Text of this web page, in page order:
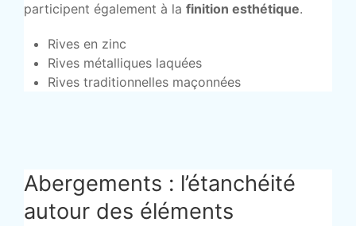
participent également à la finition esthétique.
Rives en zinc
Rives métalliques laquées
Rives traditionnelles maçonnées
Abergements : l’étanchéité
autour des éléments